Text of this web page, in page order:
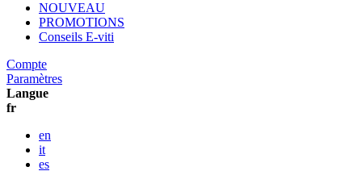
NOUVEAU
PROMOTIONS
Conseils E-viti
Compte
Paramètres
Langue
fr
en
it
es